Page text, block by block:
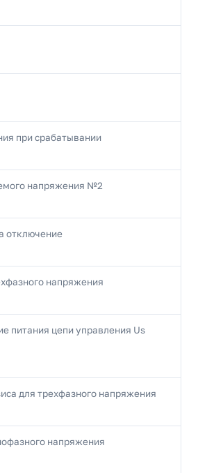
при срабатывании
напряжения №2
отключение
напряжения
питания цепи управления Us
для трехфазного напряжения
напряжения